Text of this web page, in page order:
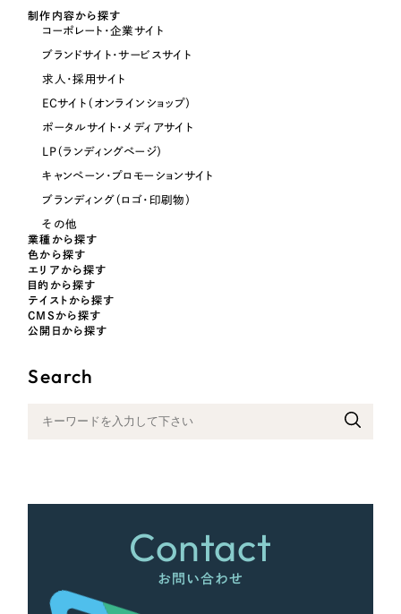
グリーン・緑色
ブルー・青色
パープル・紫色
ピンク・桃色
制作内容から探す
コーポレート・企業サイト
ブランドサイト・サービスサイト
求人・採用サイト
ECサイト（オンラインショップ）
ポータルサイト・メディアサイト
LP（ランディングページ）
キャンペーン・プロモーションサイト
ブランディング（ロゴ・印刷物）
その他
業種から探す
色から探す
エリアから探す
目的から探す
テイストから探す
CMSから探す
公開日から探す
Search
Contact
お問い合わせ